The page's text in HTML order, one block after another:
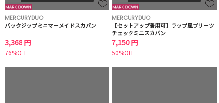
MERCURYDUO
バックジップミニマーメイドスカパン
3,368 円
76%OFF
MERCURYDUO
【セットアップ着用可】ラップ風プリーツ
チェックミニスカパン
7,150 円
50%OFF